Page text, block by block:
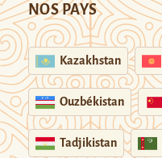
NOS PAYS
Kazakhstan
Ouzbékistan
Tadjikistan